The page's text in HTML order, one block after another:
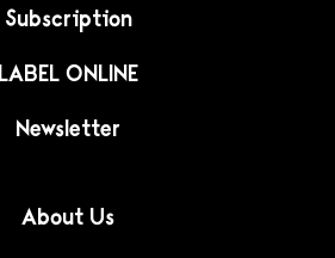
Subscription
LABEL ONLINE
Newsletter
About Us